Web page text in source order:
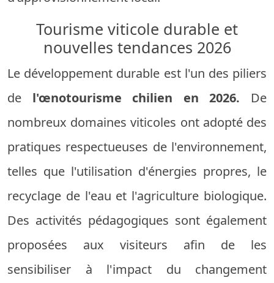
Tourisme viticole durable et
nouvelles tendances 2026
Le développement durable est l'un des piliers
de l'œnotourisme chilien en 2026. De
nombreux domaines viticoles ont adopté des
pratiques respectueuses de l'environnement,
telles que l'utilisation d'énergies propres, le
recyclage de l'eau et l'agriculture biologique.
Des activités pédagogiques sont également
proposées aux visiteurs afin de les
sensibiliser à l'impact du changement